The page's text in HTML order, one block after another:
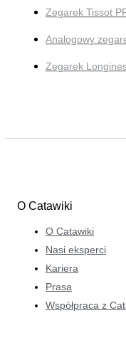
Zegarek Tissot
Analogowy
Zegarek
O Catawiki
O Catawiki
Nasi eksperci
Kariera
Prasa
Współpraca z